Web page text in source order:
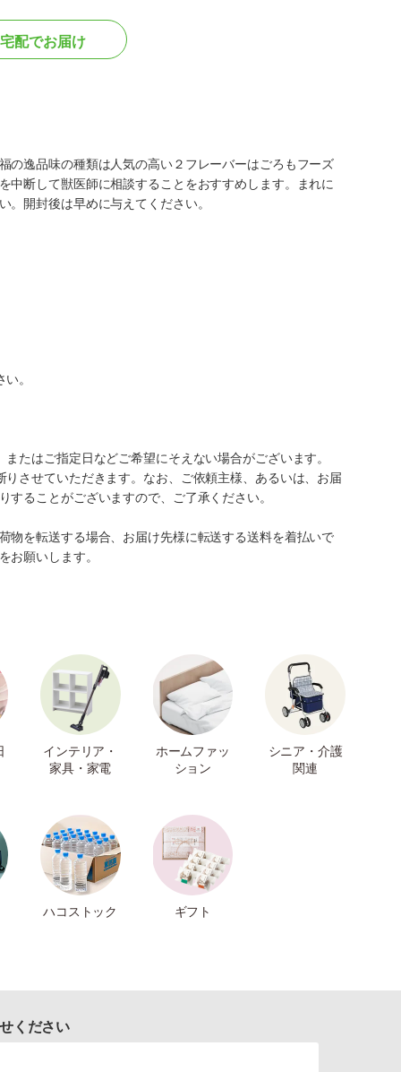
宅配でお届け
の逸品味の種類は人気の高い２フレーバーはごろもフーズ
断して獣医師に相談することをおすすめします。まれに
開封後は早めに与えてください。
。
たはご指定日などご希望にそえない場合がございます。
させていただきます。なお、ご依頼主様、あるいは、お届
ることがございますので、ご了承ください。
物を転送する場合、お届け先様に転送する送料を着払いで
お願いします。
インテリア・
家具・家電
ホームファッ
ション
シニア・介護
関連
ハコストック ギフト
ください